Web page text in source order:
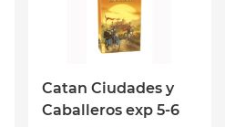
Catan Ciudades y
Caballeros exp 5-6